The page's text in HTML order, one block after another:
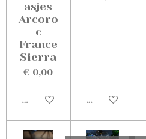
asjes
Arcoro
c
France
Sierra
€ 0,00
Uitverkocht Uitverkocht